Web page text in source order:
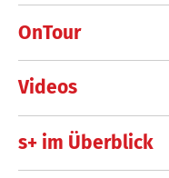
OnTour
Videos
s+ im Überblick